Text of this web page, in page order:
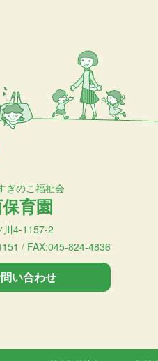
ぎのこ福祉会
育園
川4-1157-2
/ FAX:045-824-4836
い合わせ